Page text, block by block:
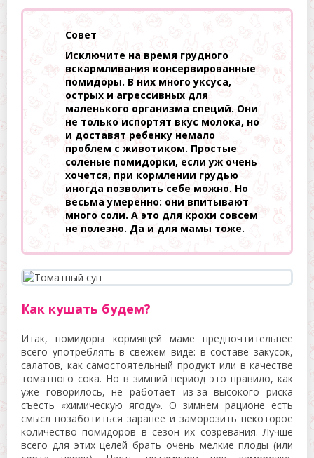
Совет
Исключите на время грудного
вскармливания консервированные
помидоры. В них много уксуса,
острых и агрессивных для
маленького организма специй. Они
не только испортят вкус молока, но
и доставят ребенку немало
проблем с животиком. Простые
соленые помидорки, если уж очень
хочется, при кормлении грудью
иногда позволить себе можно. Но
весьма умеренно: они впитывают
много соли. А это для крохи совсем
не полезно. Да и для мамы тоже.
Как кушать будем?
Итак, помидоры кормящей маме предпочтительнее
всего употреблять в свежем виде: в составе закусок,
салатов, как самостоятельный продукт или в качестве
томатного сока. Но в зимний период это правило, как
уже говорилось, не работает из-за высокого риска
съесть «химическую ягоду». О зимнем рационе есть
смысл позаботиться заранее и заморозить некоторое
количество помидоров в сезон их созревания. Лучше
всего для этих целей брать очень мелкие плоды (или